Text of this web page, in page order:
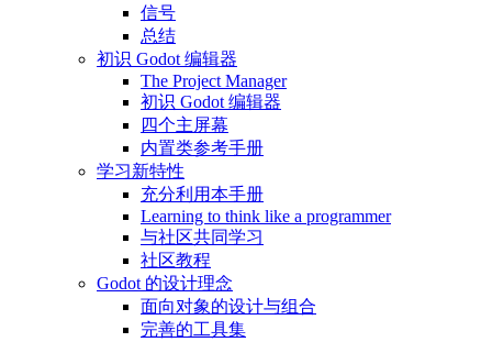
信号
总结
初识 Godot 编辑器
The Project Manager
初识 Godot 编辑器
四个主屏幕
内置类参考手册
学习新特性
充分利用本手册
Learning to think like a programmer
与社区共同学习
社区教程
Godot 的设计理念
面向对象的设计与组合
完善的工具集